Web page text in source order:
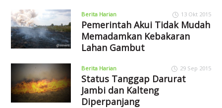
Berita Harian 13 Okt 2015
Pemerintah Akui Tidak Mudah
Memadamkan Kebakaran
Lahan Gambut
Berita Harian 29 Sep 2015
Status Tanggap Darurat
Jambi dan Kalteng
Diperpanjang